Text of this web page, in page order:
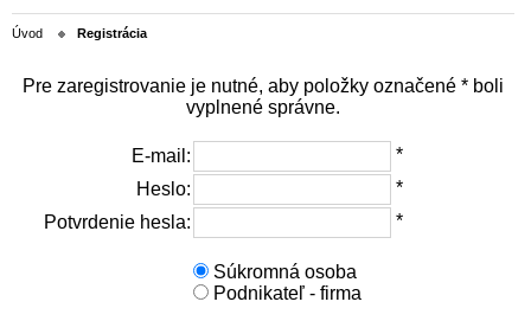
Úvod Registrácia
Pre zaregistrovanie je nutné, aby položky označené * boli
vyplnené správne.
E-mail:
*
Heslo:
*
Potvrdenie hesla:
*
Súkromná osoba
Podnikateľ - firma